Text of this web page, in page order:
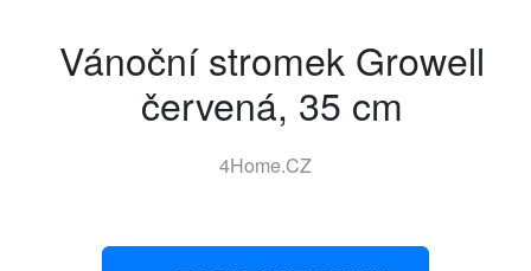
Vánoční stromek Growell
červená, 35 cm
4Home.CZ